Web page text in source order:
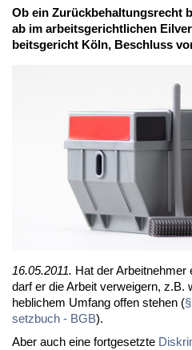
Ob ein Zu­rück­be­hal­tungs­recht
ab im ar­beits­ge­richt­li­chen
beits­ge­richt Köln, Be­schluss
16.05.2011. Hat der Ar­beit­neh­mer
darf er die Ar­beit ver­wei­gern,
heb­li­chem Um­fang of­fen ste­hen (
setz­buch - BGB).
Aber auch ei­ne fort­ge­setz­te